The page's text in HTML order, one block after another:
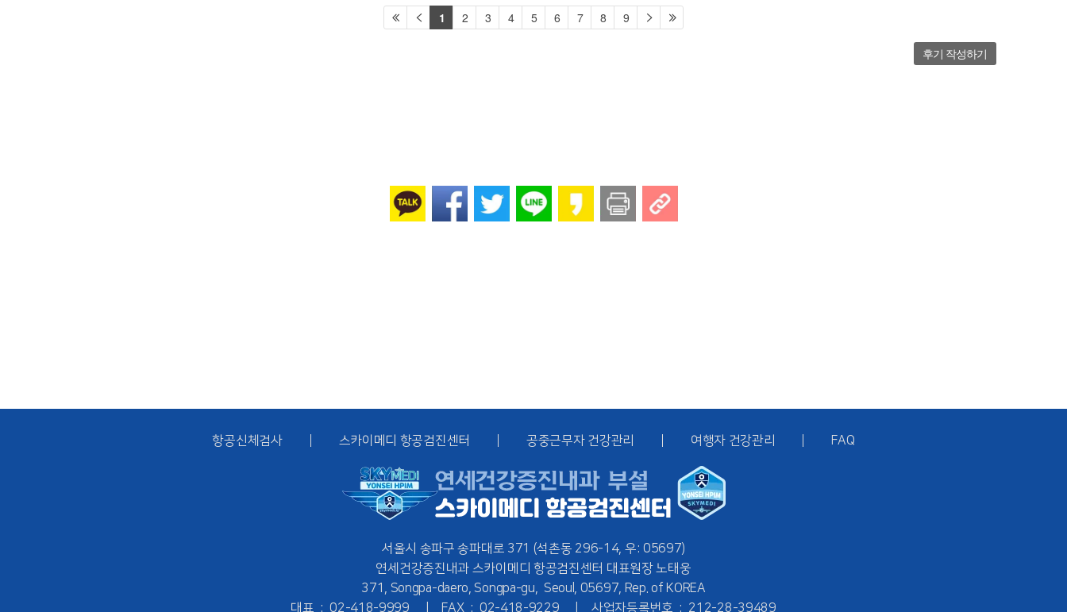
1 2 3 4 5 6 7 8 9
후기 작성하기
항공신체검사 스카이메디 항공검진센터 공중근무자 건강관리 여행자 건강관리 FAQ
서울시 송파구 송파대로 371 (석촌동 296-14, 우: 05697)
연세건강증진내과 스카이메디 항공검진센터 대표원장 노태웅
371, Songpa-daero, Songpa-gu, Seoul, 05697, Rep. of KOREA
대표 : 02-418-9999
FAX : 02-418-9229 사업자등록번호 : 212-28-39489